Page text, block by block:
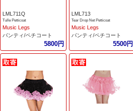
LML711Q
Tulle Petticoat
Music Legs
パンティ/ペチコート
5800円
LML713
Tear Drop Net Petticoat
Music Legs
パンティ/ペチコート
5500円